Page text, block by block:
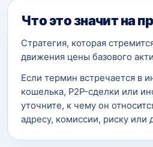
Что это значит на
Стратегия, которая
движения цены базового
Если термин встречается в
кошелька, P2P-сделки или
уточните, к чему он
адресу, комиссии, риску или